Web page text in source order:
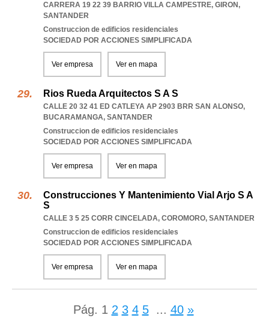
CARRERA 19 22 39 BARRIO VILLA CAMPESTRE, GIRON,
SANTANDER
Construccion de edificios residenciales
SOCIEDAD POR ACCIONES SIMPLIFICADA
Ver empresa Ver en mapa
Rios Rueda Arquitectos S A S
CALLE 20 32 41 ED CATLEYA AP 2903 BRR SAN ALONSO,
BUCARAMANGA, SANTANDER
Construccion de edificios residenciales
SOCIEDAD POR ACCIONES SIMPLIFICADA
Ver empresa Ver en mapa
Construcciones Y Mantenimiento Vial Arjo S A
S
CALLE 3 5 25 CORR CINCELADA, COROMORO, SANTANDER
Construccion de edificios residenciales
SOCIEDAD POR ACCIONES SIMPLIFICADA
Ver empresa Ver en mapa
Pág. 1 2 3 4 5 ... 40 »